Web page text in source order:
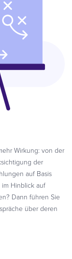
Wirkung: von der
der
auf Basis
Hinblick auf
Dann führen Sie
über deren